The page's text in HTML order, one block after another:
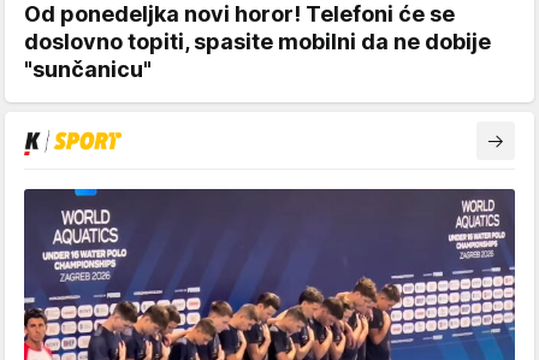
Od ponedeljka novi horor! Telefoni će se
doslovno topiti, spasite mobilni da ne dobije
"sunčanicu"